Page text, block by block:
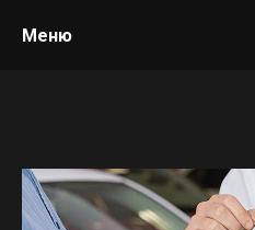
Меню